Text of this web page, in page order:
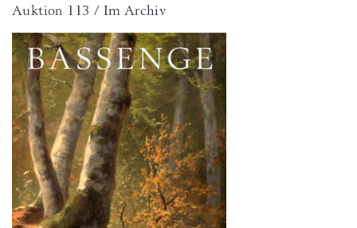
Auktion 113 / Im Archiv